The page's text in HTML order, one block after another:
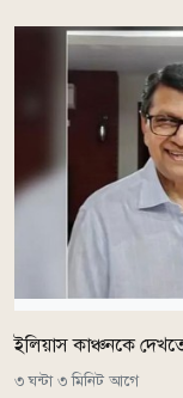
ইলিয়াস কাঞ্চনকে
৩ ঘন্টা ৩ মিনিট আগে